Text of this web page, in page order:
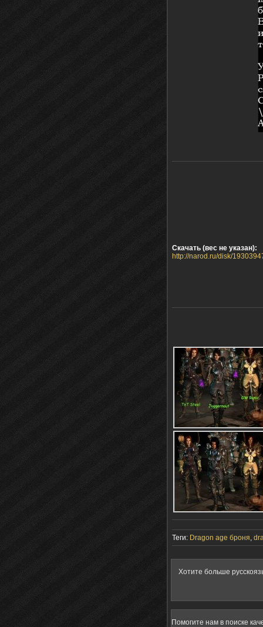
Скачать (вес не указан):
http://narod.ru/disk/
Теги: Dragon age броня,
Хотите больше
Помогите нам в поиске